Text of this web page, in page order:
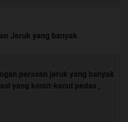
Jeruk yang banyak
perasan jeruk yang banyak
yang kecut-kecut pedas ,